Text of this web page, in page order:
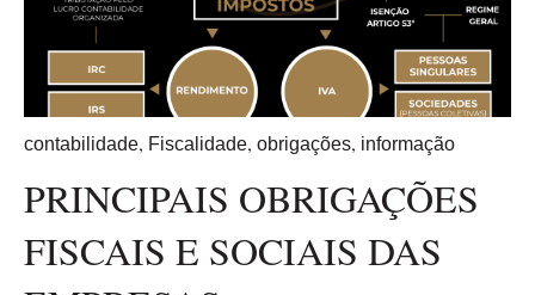
contabilidade, Fiscalidade, obrigações, informação
PRINCIPAIS OBRIGAÇÕES
FISCAIS E SOCIAIS DAS